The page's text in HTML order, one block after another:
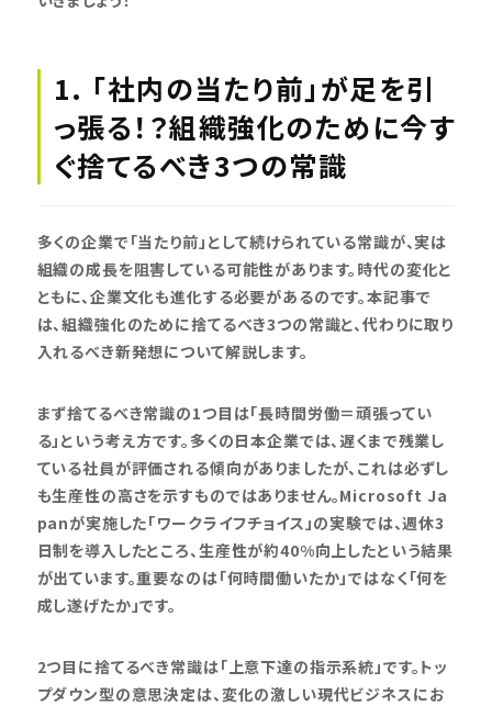
1. 「社内の当たり前」が足を引
っ張る！？組織強化のために今す
ぐ捨てるべき3つの常識
多くの企業で「当たり前」として続けられている常識が、実は
組織の成長を阻害している可能性があります。時代の変化と
ともに、企業文化も進化する必要があるのです。本記事で
は、組織強化のために捨てるべき3つの常識と、代わりに取り
入れるべき新発想について解説します。
まず捨てるべき常識の1つ目は「長時間労働＝頑張ってい
る」という考え方です。多くの日本企業では、遅くまで残業し
ている社員が評価される傾向がありましたが、これは必ずし
も生産性の高さを示すものではありません。Microsoft Ja
panが実施した「ワークライフチョイス」の実験では、週休3
日制を導入したところ、生産性が約40%向上したという結果
が出ています。重要なのは「何時間働いたか」ではなく「何を
成し遂げたか」です。
2つ目に捨てるべき常識は「上意下達の指示系統」です。トッ
プダウン型の意思決定は、変化の激しい現代ビジネスにお